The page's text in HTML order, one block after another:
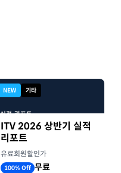
NEW 기타
ITV 2026 상반기 실적
리포트
유료회원할인가
100% Off 무료